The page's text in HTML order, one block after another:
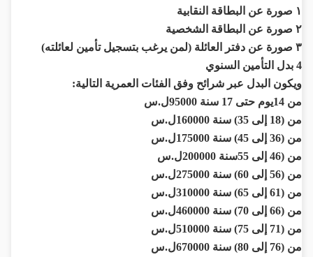
١ صورة عن البطاقة النقابية
٢ صورة عن البطاقة الشخصية
٣ صورة عن دفتر العائلة (لمن يرغب بتسجيل تأمين لعائلته)
4 بدل التأمين السنوي
ويكون البدل عبر شرائح وفق الفئات العمرية التالية:
من 14يوم حتى 17 سنة 95000ل.س
من (18 إلى 35) سنة 160000ل.س
من (36 إلى 45) سنة 175000ل.س
من (46 إلى 55سنة 200000ل.س
من (56 إلى 60) سنة 275000ل.س
من (61 إلى 65) سنة 310000ل.س
من (66 إلى 70) سنة 460000ل.س
من (71 إلى 75) سنة 510000ل.س
من (76 إلى 80) سنة 670000ل.س